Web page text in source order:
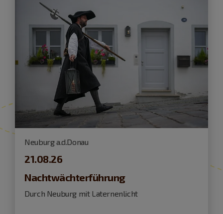
Neuburg a.d.Donau
21.08.26
Nachtwächterführung
Durch Neuburg mit Laternenlicht